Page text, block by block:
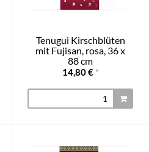
Tenugui Kirschblüten
mit Fujisan, rosa, 36 x
88 cm
14,80 € *